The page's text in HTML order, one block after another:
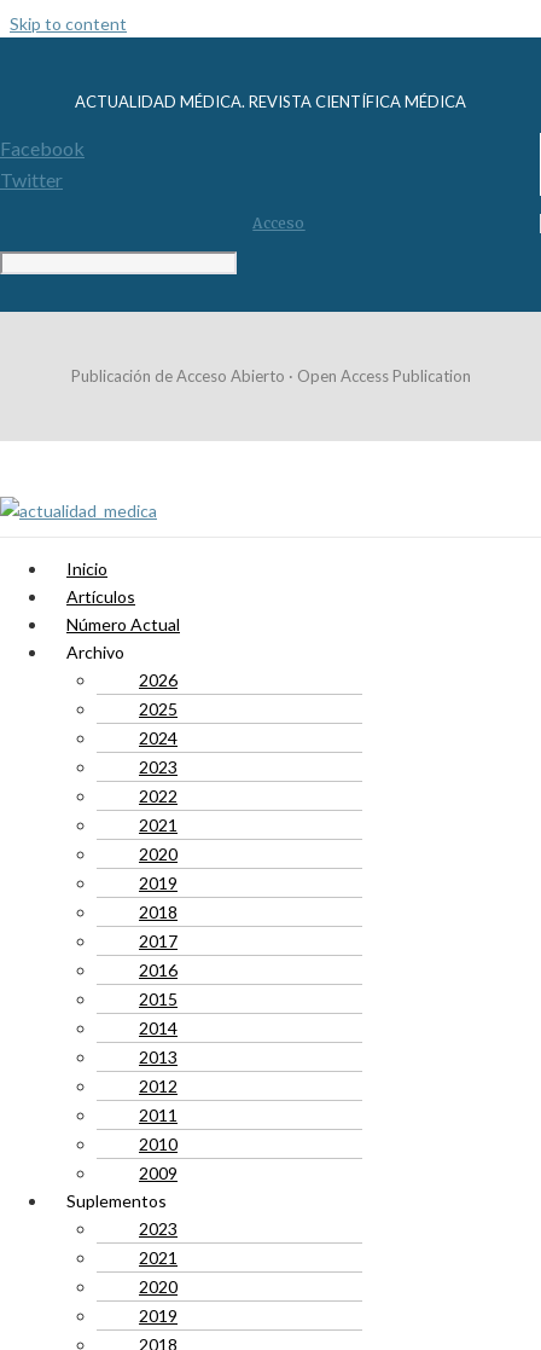
Skip to content
ACTUALIDAD MÉDICA. REVISTA CIENTÍFICA MÉDICA
Facebook
Twitter
Acceso
Publicación de Acceso Abierto · Open Access Publication
Inicio
Artículos
Número Actual
Archivo
2026
2025
2024
2023
2022
2021
2020
2019
2018
2017
2016
2015
2014
2013
2012
2011
2010
2009
Suplementos
2023
2021
2020
2019
2018